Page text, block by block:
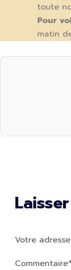
toute
Pour
matin
Votre